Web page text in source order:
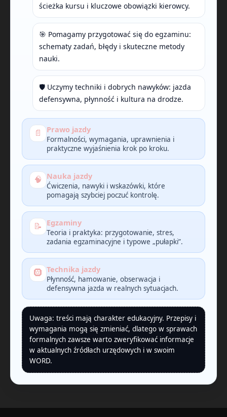
ścieżka kursu i kluczowe obowiązki kierowcy.
🎯 Pomagamy przygotować się do egzaminu:
schematy zadań, błędy i skuteczne metody
nauki.
🛡️ Uczymy techniki i dobrych nawyków: jazda
defensywna, płynność i kultura na drodze.
📄 Prawo jazdy
Formalności, wymagania, uprawnienia i
praktyczne wyjaśnienia krok po kroku.
🧠 Nauka jazdy
Ćwiczenia, nawyki i wskazówki, które
pomagają szybciej poczuć kontrolę.
📝 Egzaminy
Teoria i praktyka: przygotowanie, stres,
zadania egzaminacyjne i typowe „pułapki”.
🛞 Technika jazdy
Płynność, hamowanie, obserwacja i
defensywna jazda w realnych sytuacjach.
Uwaga: treści mają charakter edukacyjny. Przepisy i
wymagania mogą się zmieniać, dlatego w sprawach
formalnych zawsze warto zweryfikować informacje
w aktualnych źródłach urzędowych i w swoim
WORD.